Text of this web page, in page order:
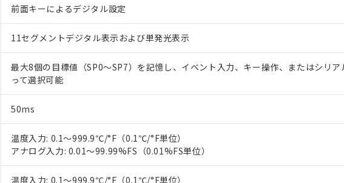
前面キーによるデジタル設定
11セグメントデジタル表示および単発光表示
最大8個の目標値（SP0～SP7）を記憶し、イベント入力、キー操作、またはシリア
って選択可能
50ms
温度入力: 0.1～999.9℃/°F（0.1℃/°F単位）
アナログ入力: 0.01～99.99%FS（0.01%FS単位）
温度入力: 0.1～999.9℃/°F（0.1℃/°F単位）
以下の条件をお読みいただき、同意のうえご利用ください。
本サービスは、当社制御機器事業取扱商品の当社在庫状況および標準価格(税抜)を
くものです。
当社制御機器事業取扱商品の中には、本サービスの対象外となる商品もあることを
在庫状況および標準価格照会結果は、記載している更新日時点での社内データに基
い。
正式な納期状況および標準価格はお客様のお取引先、またはお客様担当のオムロン
オムロン制御機器販売店や当社販売拠点は「
在庫状況および標準価格結果を当社の事前の承諾なく第三者に漏洩または開示しな
す。
マイパーツ機能（部品リスト作成サービス）をご利用いただくには、I-Webメンバ
があります。
*EU RoHS指令（10物質）：
フタル酸ビス(2-エチルヘキシル) (DEHP)(別名：DOP) 1000ppm以下、フタル酸ブチルベンジル（BBP）
ル（DBP） 1000ppm以下、フタル酸ジイソブチル (DIBP) 1000ppm以下
但し、RoHS指令で産業用監視および制御機器に対する適用除外項目は除く。
フタル酸エステル類の４物質については閾値を超える意図的な使用がないことを確認しています。
部品在庫の切り替え状況などにより、予定月が前後することがあります。
「○」：最大均質材料含有率が中国RoHSの基準値以下であることを示します。
「×」：最大均質材料含有率が中国RoHSの基準値を超えていることを示します。
*中国RoHS10物質の基準値 (GB/T26572)：
Pb(鉛) :1000ppm、 Hg(水銀) : 1000ppm、 Cd(カドミウム) : 100ppm、
DEHP(フタル酸ビス(2-エチルヘキシル)) : 1000ppm
※2 環境保護使用期限
当社は、これら貴社製品のうち、外国為替および外国貿易法に定める商品（以下｢
う）を輸出または国外への提供する場合は、日本国政府の輸出許可(または役務取
などの必要な手続きをとります。
当社は規制貨物を破棄する場合は、完全に破砕するなど、違法に輸出されないよう
ます。
当社は貴社製品を、核兵器、ミサイル、化学兵器、生物兵器またはその他武器並び
また当社は、販売先および販売に係わる関係者が違法に輸出するおそれがある場合
たしません。
号
－
在庫なし(最新の在庫状況については、お客様のお取引先、またはお客様担当